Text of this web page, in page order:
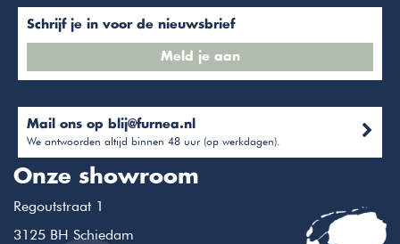
Schrijf je in voor de nieuwsbrief
Meld je aan
Mail ons op blij@furnea.nl
We antwoorden altijd binnen 48 uur (op werkdagen).
Onze showroom
Regoutstraat 1
3125 BH Schiedam